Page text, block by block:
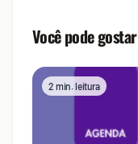
Você pode gostar
2 min. leitura